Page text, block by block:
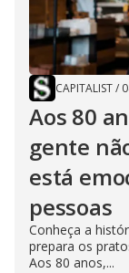
CAPITALIST/
Aos 80
gente
está
pessoas
Conheça a
prepara os
Aos 80 anos,...